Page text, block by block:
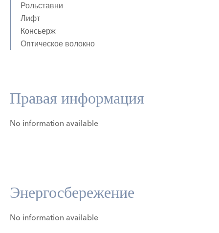
Рольставни
Лифт
Консьерж
Оптическое волокно
Правая информация
No information available
Энергосбережение
No information available